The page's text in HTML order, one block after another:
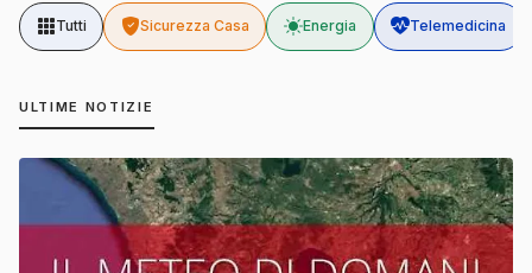
Tutti Sicurezza Casa Energia Telemedicina
ULTIME NOTIZIE